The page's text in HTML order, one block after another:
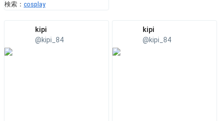
検索： cosplay
kipi
@kipi_84
kipi
@kipi_84